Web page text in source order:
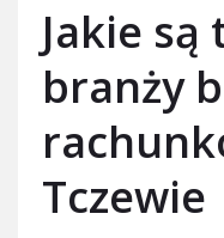
Jakie
branży
Tczewie